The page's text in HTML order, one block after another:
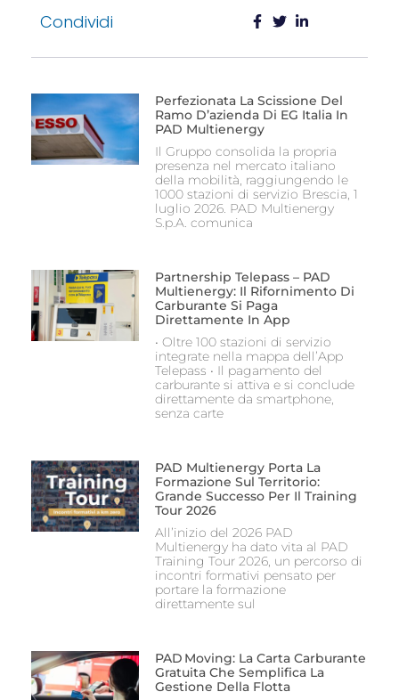
Condividi
Perfezionata La Scissione Del
Ramo D’azienda Di EG Italia In
PAD Multienergy
Il Gruppo consolida la propria
presenza nel mercato italiano
della mobilità, raggiungendo le
1000 stazioni di servizio Brescia, 1
luglio 2026. PAD Multienergy
S.p.A. comunica
Partnership Telepass – PAD
Multienergy: Il Rifornimento Di
Carburante Si Paga
Direttamente In App
• Oltre 100 stazioni di servizio
integrate nella mappa dell’App
Telepass • Il pagamento del
carburante si attiva e si conclude
direttamente da smartphone,
senza carte
PAD Multienergy Porta La
Formazione Sul Territorio:
Grande Successo Per Il Training
Tour 2026
All’inizio del 2026 PAD
Multienergy ha dato vita al PAD
Training Tour 2026, un percorso di
incontri formativi pensato per
portare la formazione
direttamente sul
PAD Moving: La Carta Carburante
Gratuita Che Semplifica La
Gestione Della Flotta